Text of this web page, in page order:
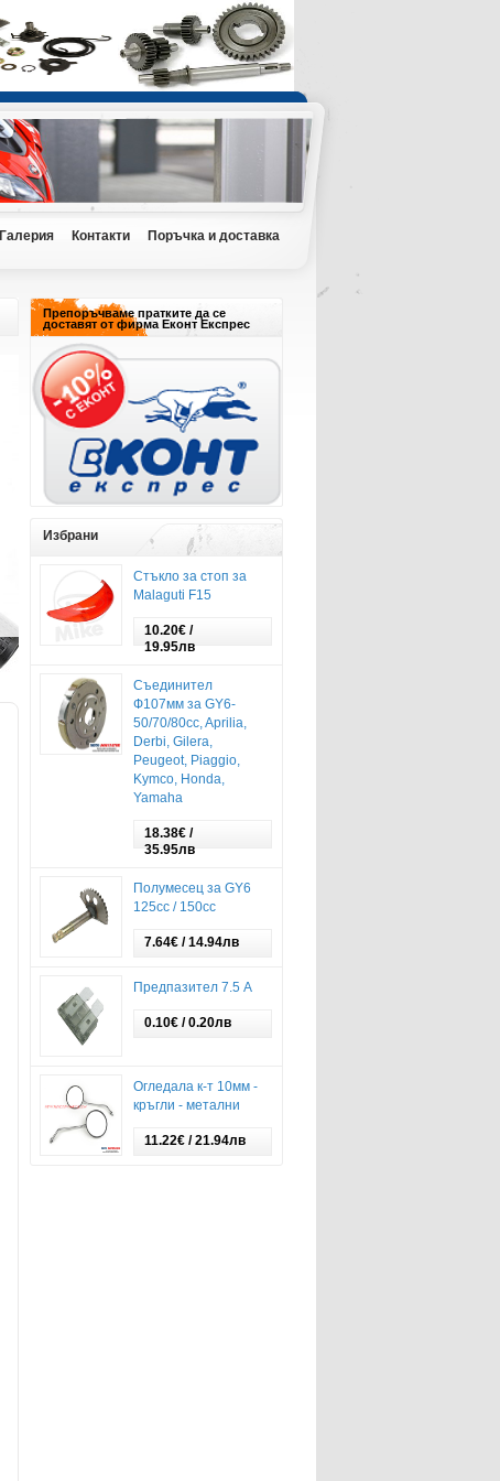
Галерия Контакти Поръчка и доставка
Препоръчваме пратките да се
доставят от фирма Еконт Експрес
Избрани
Стъкло за стоп за
Malaguti F15
10.20€ /
19.95лв
Съединител
Ф107мм за GY6-
50/70/80cc, Aprilia,
Derbi, Gilera,
Peugeot, Piaggio,
Kymco, Honda,
Yamaha
18.38€ /
35.95лв
Полумесец за GY6
125cc / 150cc
7.64€ / 14.94лв
Предпазител 7.5 А
0.10€ / 0.20лв
Огледала к-т 10мм -
кръгли - метални
11.22€ / 21.94лв